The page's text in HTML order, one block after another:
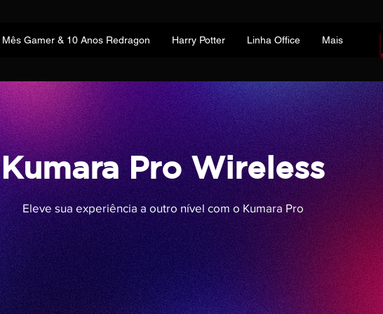
Mês Gamer & 10 Anos Redragon Harry Potter Linha Office Mais
Kumara Pro Wireless
Eleve sua experiência a outro nível com o Kumara Pro